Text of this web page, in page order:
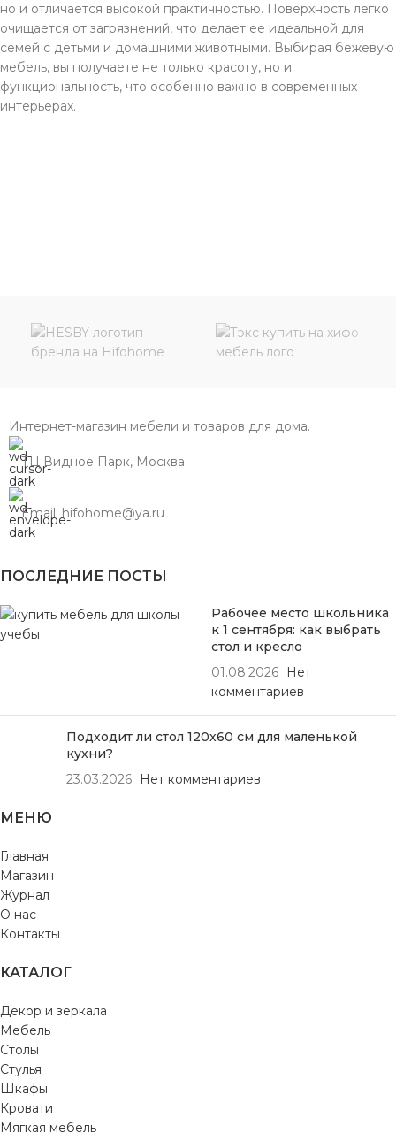
но и отличается высокой практичностью. Поверхность легко
очищается от загрязнений, что делает ее идеальной для
семей с детьми и домашними животными. Выбирая бежевую
мебель, вы получаете не только красоту, но и
функциональность, что особенно важно в современных
интерьерах.
Интернет-магазин мебели и товаров для дома.
ТЦ Видное Парк, Москва
Email: hifohome@ya.ru
ПОСЛЕДНИЕ ПОСТЫ
Рабочее место школьника
к 1 сентября: как выбрать
стол и кресло
01.08.2026
Нет
комментариев
Подходит ли стол 120х60 см для маленькой
кухни?
23.03.2026
Нет комментариев
МЕНЮ
Главная
Магазин
Журнал
О нас
Контакты
КАТАЛОГ
Декор и зеркала
Мебель
Столы
Стулья
Шкафы
Кровати
Мягкая мебель